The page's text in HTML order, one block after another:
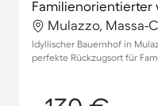
Mulazzo, Massa-
Idyllischer Bauernhof in
perfekte Rückzugsort für